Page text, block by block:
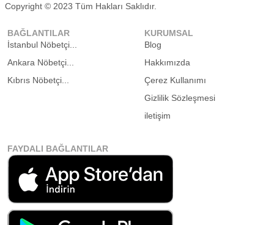
Copyright © 2023 Tüm Hakları Saklıdır.
BAĞLANTILAR
İstanbul Nöbetçi...
Ankara Nöbetçi...
Kıbrıs Nöbetçi...
KURUMSAL
Blog
Hakkımızda
Çerez Kullanımı
Gizlilik Sözleşmesi
iletişim
FAYDALI BAĞLANTILAR